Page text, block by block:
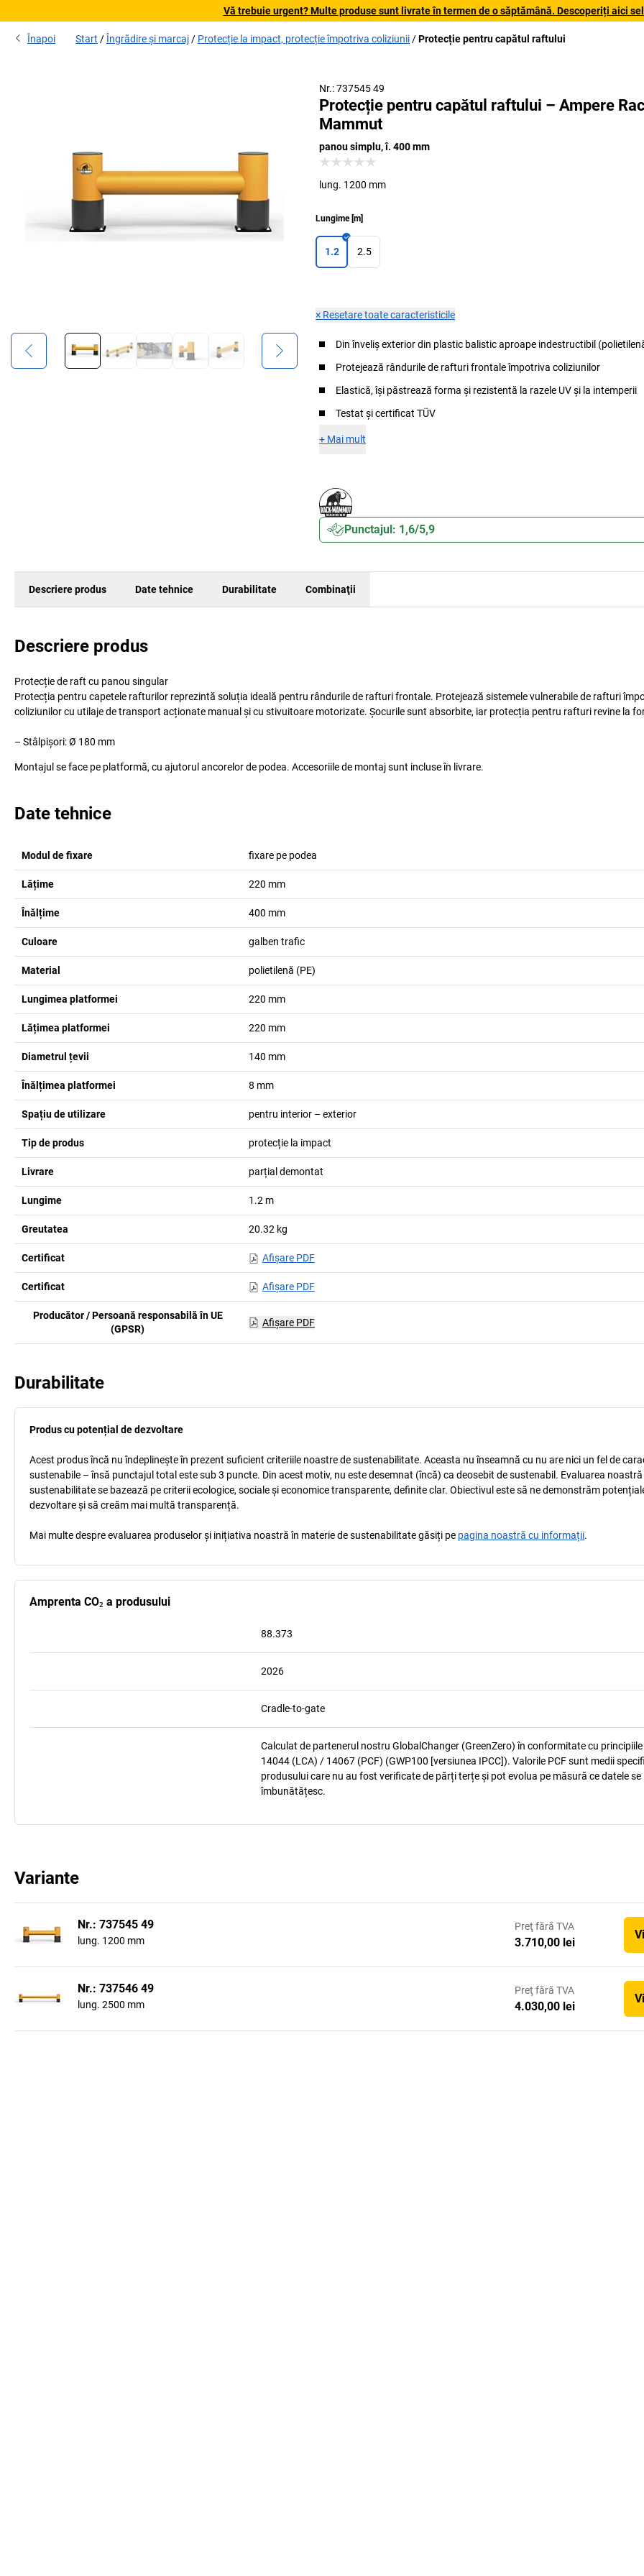
Vă trebuie urgent? Multe produse sunt livrate în termen de o săptămână. Descoperiți aici
Înapoi Start Îngrădire și marcaj Protecție la impact, protecție împotriva coliziunii Protecție pentru capătul raftului
Nr.: 737545 49
Protecție pentru capătul raftului – Ampere
Mammut
panou simplu, î. 400 mm
lung. 1200 mm
Lungime[m]
1.2 2.5
× Resetare toate caracteristicile
Din înveliș exterior din plastic balistic aproape indestructibil
Protejează rândurile de rafturi frontale împotriva coliziunilor
Elastică, își păstrează forma și rezistentă la razele UV și la intemperii
Testat și certificat TÜV
+ Mai mult
Punctajul: 1,6/5,9
Descriere produs Date tehnice Durabilitate Combinaţii
Descriere produs
Protecție de raft cu panou singular
Protecția pentru capetele rafturilor reprezintă soluția ideală pentru rândurile de rafturi frontale. Protejează sistemele vulnerabile de rafturi
coliziunilor cu utilaje de transport acționate manual și cu stivuitoare motorizate. Șocurile sunt absorbite, iar protecția pentru rafturi revine la
– Stâlpișori: Ø 180 mm
Montajul se face pe platformă, cu ajutorul ancorelor de podea. Accesoriile de montaj sunt incluse în livrare.
Date tehnice
Modul de fixare fixare pe podea
Lățime 220 mm
Înălțime 400 mm
Culoare galben trafic
Material polietilenă (PE)
Lungimea platformei 220 mm
Lățimea platformei 220 mm
Diametrul țevii 140 mm
Înălțimea platformei 8 mm
Spațiu de utilizare pentru interior – exterior
Tip de produs protecție la impact
Livrare parțial demontat
Lungime 1.2 m
Greutatea 20.32 kg
Certificat Afişare PDF
Certificat Afişare PDF
Producător / Persoană responsabilă în UE
(GPSR)
Afişare PDF
Durabilitate
Produs cu potențial de dezvoltare
Acest produs încă nu îndeplinește în prezent suficient criteriile noastre de sustenabilitate. Aceasta nu înseamnă cu nu are nici un fel de
sustenabile – însă punctajul total este sub 3 puncte. Din acest motiv, nu este desemnat (încă) ca deosebit de sustenabil. Evaluarea noastră
sustenabilitate se bazează pe criterii ecologice, sociale și economice transparente, definite clar. Obiectivul este să ne demonstrăm
dezvoltare și să creăm mai multă transparență.
Mai multe despre evaluarea produselor și inițiativa noastră în materie de sustenabilitate găsiți pe pagina noastră cu informații.
Amprenta CO₂ a produsului
88.373
2026
Cradle-to-gate
Calculat de partenerul nostru GlobalChanger (GreenZero) în conformitate cu principiile
14044 (LCA) / 14067 (PCF) (GWP100 [versiunea IPCC]). Valorile PCF sunt medii
produsului care nu au fost verificate de părți terțe și pot evolua pe măsură ce datele se
îmbunătățesc.
Variante
Nr.: 737545 49
lung. 1200 mm
Preţ fără TVA
3.710,00 lei
Nr.: 737546 49
lung. 2500 mm
Preţ fără TVA
4.030,00 lei